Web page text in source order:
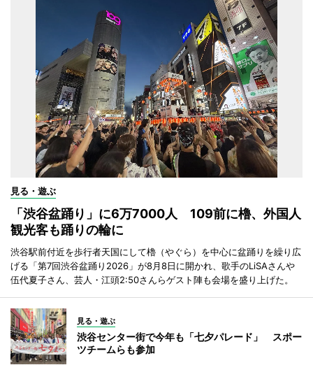
見る・遊ぶ
「渋谷盆踊り」に6万7000人 109前に櫓、外国人
観光客も踊りの輪に
渋谷駅前付近を歩行者天国にして櫓（やぐら）を中心に盆踊りを繰り広
げる「第7回渋谷盆踊り2026」が8月8日に開かれ、歌手のLiSAさんや
伍代夏子さん、芸人・江頭2:50さんらゲスト陣も会場を盛り上げた。
見る・遊ぶ
渋谷センター街で今年も「七夕パレード」 スポー
ツチームらも参加